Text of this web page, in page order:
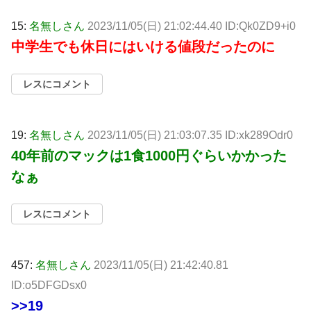
15: 名無しさん 2023/11/05(日) 21:02:44.40 ID:Qk0ZD9+i0
中学生でも休日にはいける値段だったのに
レスにコメント
19: 名無しさん 2023/11/05(日) 21:03:07.35 ID:xk289Odr0
40年前のマックは1食1000円ぐらいかかった
なぁ
レスにコメント
457: 名無しさん 2023/11/05(日) 21:42:40.81
ID:o5DFGDsx0
>>19